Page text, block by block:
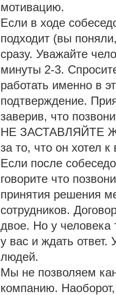
мотивацию.
Если в ходе
подходит (вы
сразу. Уважайте
минуты 2-3.
работать именно в
подтверждение.
заверив, что
НЕ ЗАСТАВЛЯЙТЕ
за то, что он хотел
Если после
говорите что
принятия решения
сотрудников.
двое. Но у человека
у вас и ждать ответ.
людей.
Мы не позволяем
компанию.